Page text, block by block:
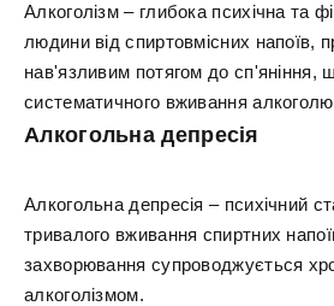
Алкоголізм – глибока психічна та
людини від спиртовмісних напоїв,
нав'язливим потягом до сп'яніння,
систематичного вживання
Алкогольна депресія
Алкогольна депресія – психічний
тривалого вживання спиртних
захворювання супроводжується
алкоголізмом.